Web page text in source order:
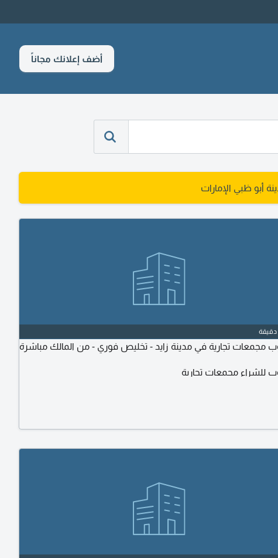
أضف إعلانك مجاناً
أبو ظبي الإمارات
مجمعات تجارية في مدينة زايد - تخليص فوري - من المالك مباشرة
للشراء مجمعات تجارية